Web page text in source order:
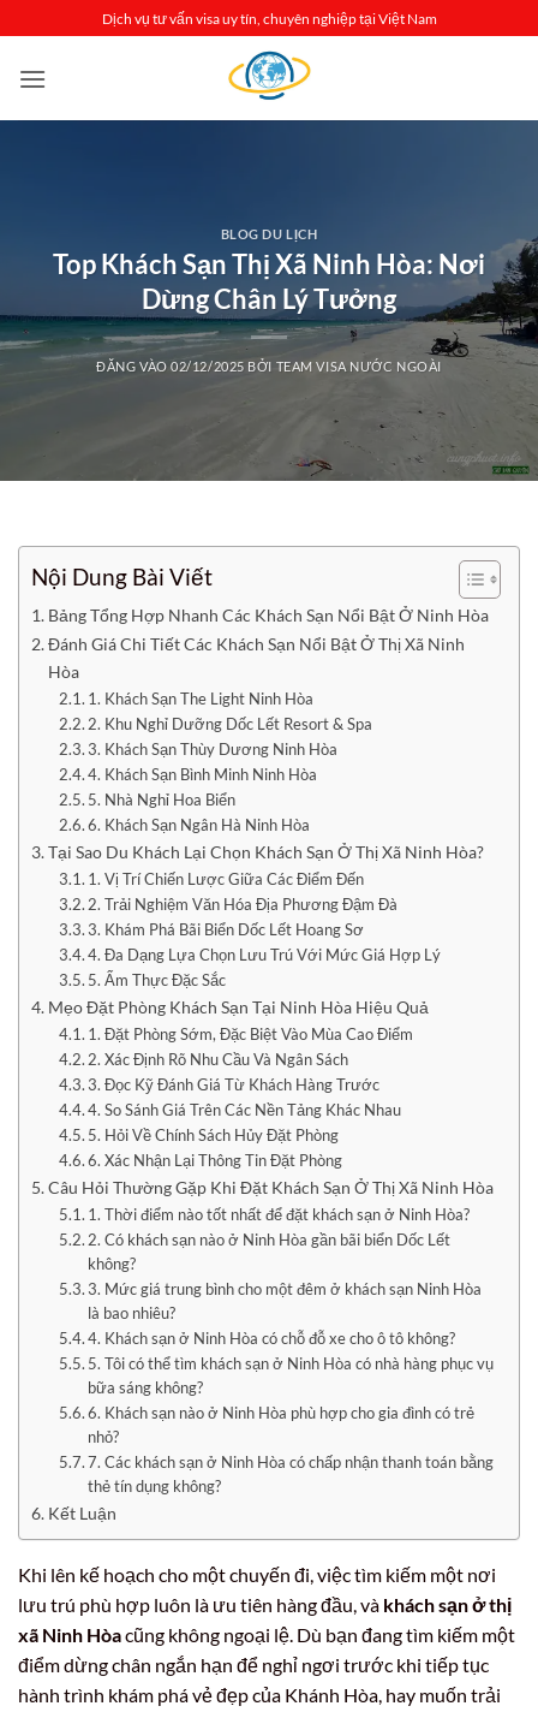
qua
nội
Dịch vụ tư vấn visa uy tín, chuyên nghiệp tại Việt Nam
BLOG DU LỊCH
Top Khách Sạn Thị Xã Ninh Hòa: Nơi
Dừng Chân Lý Tưởng
ĐĂNG VÀO02/12/2025 BỞI TEAM VISA NƯỚC NGOÀI
Nội Dung Bài Viết
Bảng Tổng Hợp Nhanh Các Khách Sạn Nổi Bật Ở Ninh Hòa
Đánh Giá Chi Tiết Các Khách Sạn Nổi Bật Ở Thị Xã Ninh
Hòa
1. Khách Sạn The Light Ninh Hòa
2. Khu Nghỉ Dưỡng Dốc Lết Resort & Spa
3. Khách Sạn Thùy Dương Ninh Hòa
4. Khách Sạn Bình Minh Ninh Hòa
5. Nhà Nghỉ Hoa Biển
6. Khách Sạn Ngân Hà Ninh Hòa
Tại Sao Du Khách Lại Chọn Khách Sạn Ở Thị Xã Ninh Hòa?
1. Vị Trí Chiến Lược Giữa Các Điểm Đến
2. Trải Nghiệm Văn Hóa Địa Phương Đậm Đà
3. Khám Phá Bãi Biển Dốc Lết Hoang Sơ
4. Đa Dạng Lựa Chọn Lưu Trú Với Mức Giá Hợp Lý
5. Ẩm Thực Đặc Sắc
Mẹo Đặt Phòng Khách Sạn Tại Ninh Hòa Hiệu Quả
1. Đặt Phòng Sớm, Đặc Biệt Vào Mùa Cao Điểm
2. Xác Định Rõ Nhu Cầu Và Ngân Sách
3. Đọc Kỹ Đánh Giá Từ Khách Hàng Trước
4. So Sánh Giá Trên Các Nền Tảng Khác Nhau
5. Hỏi Về Chính Sách Hủy Đặt Phòng
6. Xác Nhận Lại Thông Tin Đặt Phòng
Câu Hỏi Thường Gặp Khi Đặt Khách Sạn Ở Thị Xã Ninh Hòa
1. Thời điểm nào tốt nhất để đặt khách sạn ở Ninh Hòa?
2. Có khách sạn nào ở Ninh Hòa gần bãi biển Dốc Lết
không?
3. Mức giá trung bình cho một đêm ở khách sạn Ninh Hòa
là bao nhiêu?
4. Khách sạn ở Ninh Hòa có chỗ đỗ xe cho ô tô không?
5. Tôi có thể tìm khách sạn ở Ninh Hòa có nhà hàng phục vụ
bữa sáng không?
6. Khách sạn nào ở Ninh Hòa phù hợp cho gia đình có trẻ
nhỏ?
7. Các khách sạn ở Ninh Hòa có chấp nhận thanh toán bằng
thẻ tín dụng không?
Kết Luận
Khi lên kế hoạch cho một chuyến đi, việc tìm kiếm một nơi
lưu trú phù hợp luôn là ưu tiên hàng đầu, và khách sạn ở thị
xã Ninh Hòacũng không ngoại lệ. Dù bạn đang tìm kiếm một
điểm dừng chân ngắn hạn để nghỉ ngơi trước khi tiếp tục
hành trình khám phá vẻ đẹp của Khánh Hòa, hay muốn trải